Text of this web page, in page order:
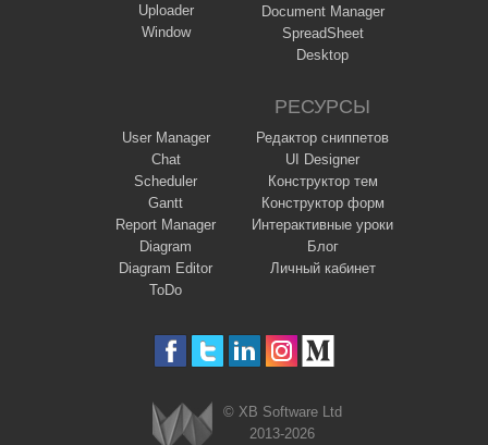
Uploader
Window
Document Manager
SpreadSheet
Desktop
User Manager
Chat
Scheduler
Gantt
Report Manager
Diagram
Diagram Editor
ToDo
РЕСУРСЫ
Редактор сниппетов
UI Designer
Конструктор тем
Конструктор форм
Интерактивные уроки
Блог
Личный кабинет
© XB Software Ltd
2013-2026